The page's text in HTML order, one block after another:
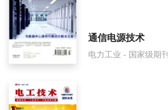
通信电源技术
电力工业 - 国家级期刊